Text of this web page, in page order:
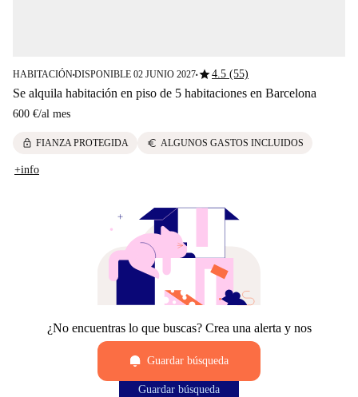
HABITACIÓN■DISPONIBLE 02 JUNIO 2027■star4.5 (55)
Se alquila habitación en piso de 5 habitaciones en Barcelona
600 €/al mes
lock FIANZA PROTEGIDA euro ALGUNOS GASTOS INCLUIDOS
+info
¿No encuentras lo que buscas? Crea una alerta y nos
Guardar búsqueda
Guardar búsqueda